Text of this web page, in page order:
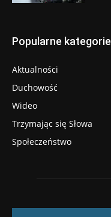
Popularne kategorie
Aktualności
Duchowość
Wideo
Trzymając się Słowa
Społeczeństwo